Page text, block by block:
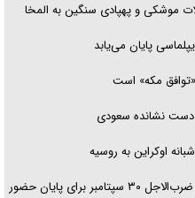
موشکی و پهپادی سنگین به المخا
پایان می‌یابد
مکه» است
نشانده سعودی
آغاز تخلیه پایگاه اربیل/ تاکید عراق بر ضرب‌الاجل ۳۰ سپتامبر برای پایان حضور